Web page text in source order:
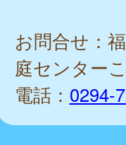
お問合せ：
庭センター
電話： 0294-